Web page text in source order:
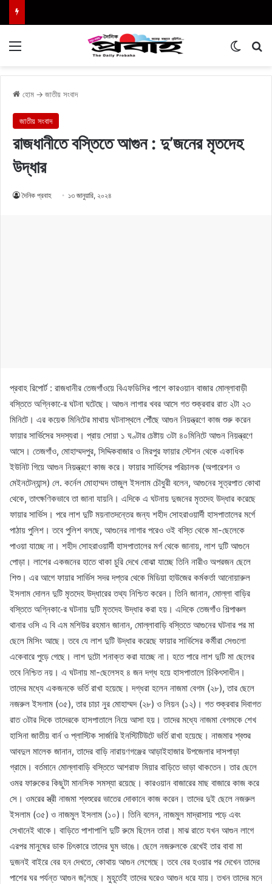
হোম → জাতীয় সংবাদ
জাতীয় সংবাদ
রাজধানীতে বস্তিতে আগুন : দু’জনের মৃতদেহ
উদ্ধার
দৈনিক প্রবাহ ১৩ জানুয়ারি, ২০২৪
প্রবাহ রিপোর্ট : রাজধানীর তেজগাঁওয়ে বিএফডিসির পাশে কারওয়ান বাজার মোল্লাবাড়ী
বস্তিতে অগ্নিকা-ের ঘটনা ঘটেছে। আগুন লাগার খবর আসে গত শুক্রবার রাত ২টা ২৩
মিনিটে। এর কয়েক মিনিটের মাথায় ঘটনাস্থলে পৌঁছে আগুন নিয়ন্ত্রণে কাজ শুরু করেন
ফায়ার সার্ভিসের সদস্যরা। প্রায় সোয়া ১ ঘণ্টার চেষ্টায় ৩টা ৪০মিনিটে আগুন নিয়ন্ত্রণে
আসে। তেজগাঁও, মোহাম্মদপুর, সিদ্দিকবাজার ও মিরপুর ফায়ার স্টেশন থেকে একাধিক
ইউনিট গিয়ে আগুন নিয়ন্ত্রণে কাজ করে। ফায়ার সার্ভিসের পরিচালক (অপারেশন ও
মেইনটেন্যান্স) লে. কর্নেল মোহাম্মদ তাজুল ইসলাম চৌধুরী বলেন, আগুনের সূত্রপাত কোথা
থেকে, তাৎক্ষণিকভাবে তা জানা যায়নি। এদিকে এ ঘটনায় দুজনের মৃতদেহ উদ্ধার করেছে
ফায়ার সার্ভিস। পরে লাশ দুটি ময়নাতদন্তের জন্য শহীদ সোহরাওয়ার্দী হাসপাতালের মর্গে
পাঠায় পুলিশ। তবে পুলিশ বলছে, আগুনের লাগার পরেও ওই বস্তি থেকে মা-ছেলেকে
পাওয়া যাচ্ছে না। শহীদ সোহরাওয়ার্দী হাসপাতালের মর্গ থেকে জানায়, লাশ দুটি আগুনে
পোড়া। লাশের একজনের হাতে থাকা চুরি দেখে বোঝা যাচ্ছে তিনি নারীও অপরজন ছেলে
শিশু। এর আগে ফায়ার সার্ভিস সদর দপ্তর থেকে মিডিয়া হাউজের কর্মকর্তা আনোয়ারুল
ইসলাম দোলন দুটি মৃতদেহ উদ্ধারের তথ্য নিশ্চিত করেন। তিনি জানান, মোল্লা বাড়ির
বস্তিতে অগ্নিকা-ের ঘটনায় দুটি মৃতদেহ উদ্ধার করা হয়। এদিকে তেজগাঁও শিল্পাঞ্চল
থানার ওসি এ বি এম মশিউর রহমান জানান, মোল্লাবাড়ি বস্তিতে আগুনের ঘটনার পর মা
ছেলে মিসিং আছে। তবে যে লাশ দুটি উদ্ধার করেছে ফায়ার সার্ভিসের কর্মীরা সেগুলো
একেবারে পুড়ে গেছে। লাশ দুটো শনাক্ত করা যাচ্ছে না। হতে পারে লাশ দুটি মা ছেলের
তবে নিশ্চিত নয়। এ ঘটনায় মা-ছেলেসহ ৪ জন দগ্ধ হয়ে হাসপাতালে চিকিৎসাধীন।
তাদের মধ্যে একজনকে ভর্তি রাখা হয়েছে। দগ্ধরা হলেন নাজমা বেগম (২৮), তার ছেলে
নজরুল ইসলাম (৩৫), তার চাচা নুর মোহাম্মদ (২৮) ও লিয়ন (১২)। গত শুক্রবার দিবাগত
রাত ৩টার দিকে তাদেরকে হাসপাতালে নিয়ে আসা হয়। তাদের মধ্যে নাজমা বেগমকে শেখ
হাসিনা জাতীয় বার্ন ও প্লাস্টিক সার্জারি ইনস্টিটিউটে ভর্তি রাখা হয়েছে। নাজমার শ্বশুর
আবদুল মালেক জানান, তাদের বাড়ি নারায়ণগঞ্জের আড়াইহাজার উপজেলার দাসপাড়া
গ্রামে। বর্তমানে মোল্লাবাড়ি বস্তিতে আশরাফ মিয়ার বাড়িতে ভাড়া থাকতেন। তার ছেলে
ওমর ফারুকের কিছুটা মানসিক সমস্যা রয়েছে। কারওয়ান বাজারের মাছ বাজারে কাজ করে
সে। ওমরের স্ত্রী নাজমা শ্বশুরের ভাতের দোকানে কাজ করেন। তাদের দুই ছেলে নজরুল
ইসলাম (৩৫) ও নাজমুল ইসলাম (১০)। তিনি বলেন, নাজমুল মাদ্রাসায় পড়ে এবং
সেখানেই থাকে। বাড়িতে পাশাপাশি দুটি রুমে ছিলেন তারা। মাঝ রাতে যখন আগুন লাগে
এরপর মানুষের ডাক চিৎকারে তাদের ঘুম ভাঙে। ছেলে নজরুলকে রেখেই তার বাবা মা
দুজনই বাইরে বের হন দেখতে, কোথায় আগুন লেগেছে। তবে বের হওয়ার পর দেখেন তাদের
পাশের ঘর পর্যন্ত আগুন জ¦লছে। মুহূর্তেই তাদের ঘরেও আগুন ধরে যায়। তখন তাদের মনে